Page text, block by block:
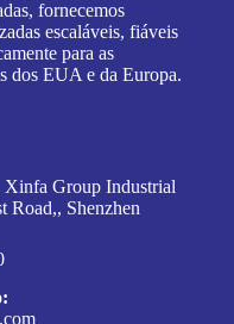
fornecemos
escaláveis, fiáveis
para as
dos EUA e da Europa.
Group Industrial
Road,, Shenzhen